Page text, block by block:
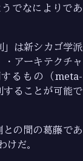
でなによりであ
」は新シカゴ学派
アーキテクチャ
るもの（meta-
ることが可能で
の間の葛藤であ
だ。